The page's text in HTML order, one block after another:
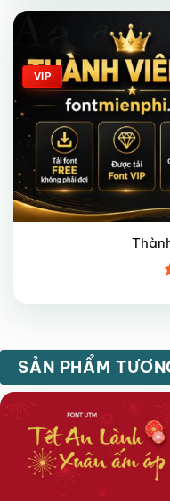
4
Giảm giá!
VIP
SẢN PHẨM
FREE